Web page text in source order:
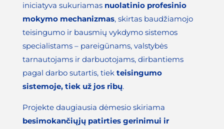
iniciatyva sukuriamas nuolatinio profesinio
mokymo mechanizmas, skirtas baudžiamojo
teisingumo ir bausmių vykdymo sistemos
specialistams – pareigūnams, valstybės
tarnautojams ir darbuotojams, dirbantiems
pagal darbo sutartis, tiek teisingumo
sistemoje, tiek už jos ribų.
Projekte daugiausia dėmesio skiriama
besimokančiųjų patirties gerinimui ir